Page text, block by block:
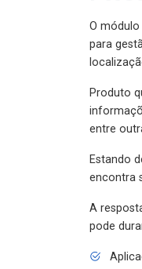
O
para
Produto
entre
Estando
encontra
A
pode